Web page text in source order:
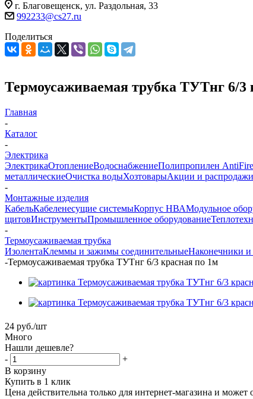
г. Благовещенск, ул. Раздольная, 33
992233@cs27.ru
Поделиться
Термоусаживаемая трубка ТУТнг 6/3
Главная
-
Каталог
-
Электрика
ЭлектрикаОтоплениеВодоснабжениеПолипропилен AntiFire
металлическиеОчистка водыХозтоварыАкции и распродажи
-
Монтажные изделия
КабельКабеленесущие системыКорпус НВАМодульное
щитовИнструментыПромышленное оборудование
-
Термоусаживаемая трубка
ИзолентаКлеммы и зажимы соединительныеНаконечники и
-Термоусаживаемая трубка ТУТнг 6/3 красная по 1м
24 руб./шт
Много
Нашли дешевле?
-
+
В корзину
Купить в 1 клик
Цена действительна только для интернет-магазина и